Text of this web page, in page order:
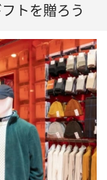
トを贈ろう